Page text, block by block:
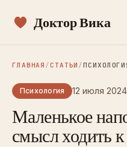
Доктор Вика
ГЛАВНАЯ /СТАТЬИ /
Психология 12 июля 2024
Маленькое
смысл ходить